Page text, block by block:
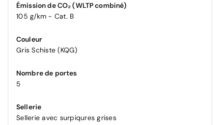
Émission de CO₂ (WLTP combiné)
105 g/km - Cat. B
Couleur
Gris Schiste (KQG)
Nombre de portes
5
Sellerie
Sellerie avec surpiqures grises